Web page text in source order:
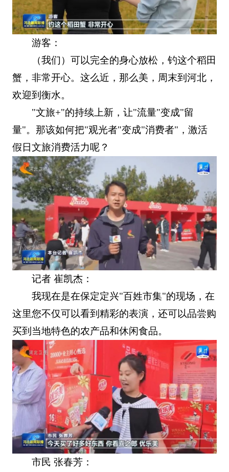
游客：
（我们）可以完全的身心放松，钓这个稻田
蟹，非常开心。这么近，那么美，周末到河北，
欢迎到衡水。
"文旅+"的持续上新，让"流量"变成"留
量"。那该如何把"观光者"变成"消费者"，激活
假日文旅消费活力呢？
记者 崔凯杰：
我现在是在保定定兴"百姓市集"的现场，在
这里您不仅可以看到精彩的表演，还可以品尝购
买到当地特色的农产品和休闲食品。
市民 张春芳：